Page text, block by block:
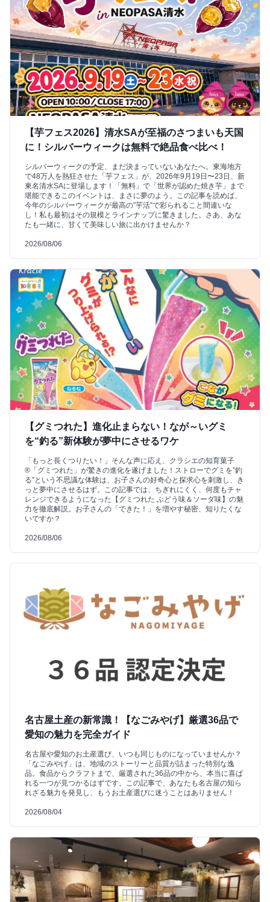
【芋フェス2026】清水SAが至福のさつまいも天国
に！シルバーウィークは無料で絶品食べ比べ！
シルバーウィークの予定、まだ決まっていないあなたへ。東海地方
で48万人を熱狂させた「芋フェス」が、2026年9月19日〜23日、新
東名清水SAに登場します！「無料」で「世界が認めた焼き芋」まで
堪能できるこのイベントは、まさに夢のよう。この記事を読めば、
今年のシルバーウィークが最高の”芋活”で彩られること間違いな
し！私も最初はその規模とラインナップに驚きました。さあ、あな
たも一緒に、甘くて美味しい旅に出かけませんか？
2026/08/06
【グミつれた】進化止まらない！なが～いグミ
を“釣る”新体験が夢中にさせるワケ
「もっと長くつりたい！」そんな声に応え、クラシエの知育菓子
®「グミつれた」が驚きの進化を遂げました！ストローでグミを”釣
る”という不思議な体験は、お子さんの好奇心と探求心を刺激し、き
っと夢中にさせるはず。この記事では、ちぎれにくく、何度もチャ
レンジできるようになった【グミつれた ぶどう味＆ソーダ味】の魅
力を徹底解説。お子さんの「できた！」を増やす秘密、知りたくな
いですか？
2026/08/06
名古屋土産の新常識！【なごみやげ】厳選36品で
愛知の魅力を完全ガイド
名古屋や愛知のお土産選び、いつも同じものになっていませんか？
「なごみやげ」は、地域のストーリーと品質が詰まった特別な逸
品。食品からクラフトまで、厳選された36品の中から、本当に喜ば
れる一つが見つかるはずです。この記事で、あなたも名古屋の知ら
れざる魅力を発見し、もうお土産選びに迷うことはありません！
2026/08/04